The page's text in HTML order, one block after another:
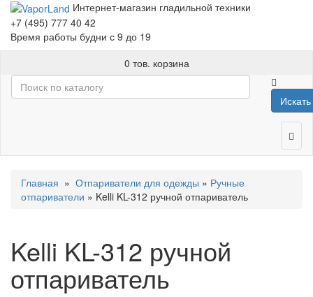
Интернет-магазин гладильной техники
+7 (495) 777 40 42
Время работы будни с 9 до 19
0 тов. корзина
Искать
Главная » Отпариватели для одежды » Ручные
отпариватели » Kelli KL-312 ручной отпариватель
Kelli KL-312 ручной
отпариватель